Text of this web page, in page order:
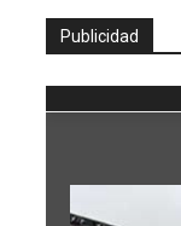
Publicidad